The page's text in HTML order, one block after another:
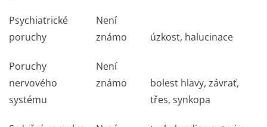
Psychiatrické
poruchy
Není
známo
úzkost, halucinace
Poruchy
nervového
systému
Není
známo
bolest hlavy, závrať,
třes, synkopa